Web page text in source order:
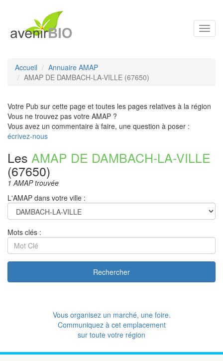
Accueil
Annuaire AMAP
AMAP DE DAMBACH-LA-VILLE (67650)
Votre Pub sur cette page et toutes les pages relatives à la région
Vous ne trouvez pas votre AMAP ?
Vous avez un commentaire à faire, une question à poser :
écrivez-nous
Les AMAP DE DAMBACH-LA-VILLE
(67650)
1 AMAP trouvée
L'AMAP dans votre ville :
Mots clés :
Rechercher
Vous organisez un marché, une foire.
Communiquez à cet emplacement
sur toute votre région